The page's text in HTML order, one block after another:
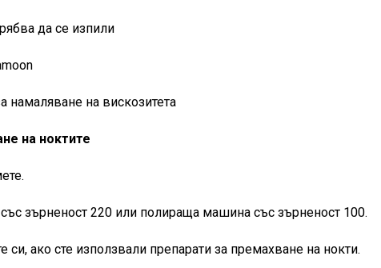
да се изпили
намаляване на вискозитета
на ноктите
зърненост 220 или полираща машина със зърненост 100.
ако сте използвали препарати за премахване на нокти.